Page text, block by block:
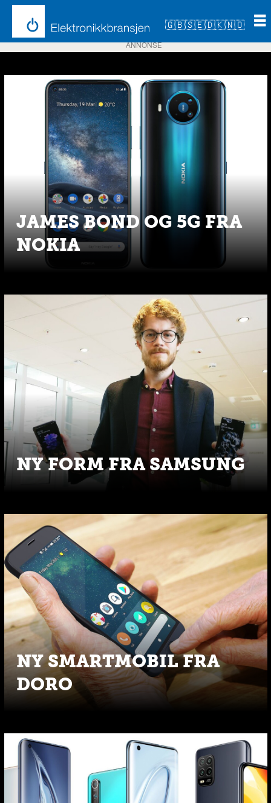
🇬🇧🇸🇪🇩🇰🇳🇴
Emne:
mwc
2020
ANNONSE
JAMES BOND OG 5G FRA
NOKIA
NY FORM FRA SAMSUNG
NY SMARTMOBIL FRA
DORO